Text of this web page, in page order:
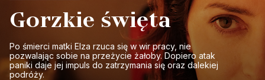
Gorzkie święta
Po śmierci matki Elza rzuca się w wir pracy, nie
pozwalając sobie na przeżycie żałoby. Dopiero atak
paniki daje jej impuls do zatrzymania się oraz dalekiej
podróży.